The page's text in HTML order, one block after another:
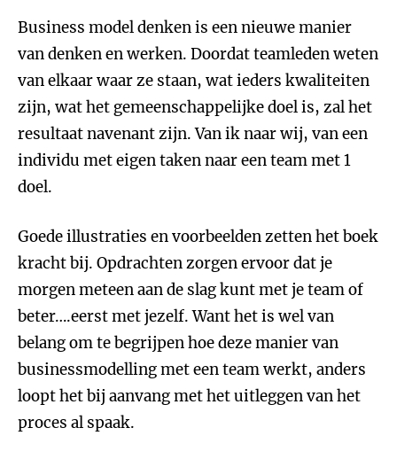
Business model denken is een nieuwe manier
van denken en werken. Doordat teamleden weten
van elkaar waar ze staan, wat ieders kwaliteiten
zijn, wat het gemeenschappelijke doel is, zal het
resultaat navenant zijn. Van ik naar wij, van een
individu met eigen taken naar een team met 1
doel.
Goede illustraties en voorbeelden zetten het boek
kracht bij. Opdrachten zorgen ervoor dat je
morgen meteen aan de slag kunt met je team of
beter….eerst met jezelf. Want het is wel van
belang om te begrijpen hoe deze manier van
businessmodelling met een team werkt, anders
loopt het bij aanvang met het uitleggen van het
proces al spaak.